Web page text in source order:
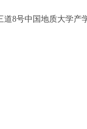
8号中国地质大学产